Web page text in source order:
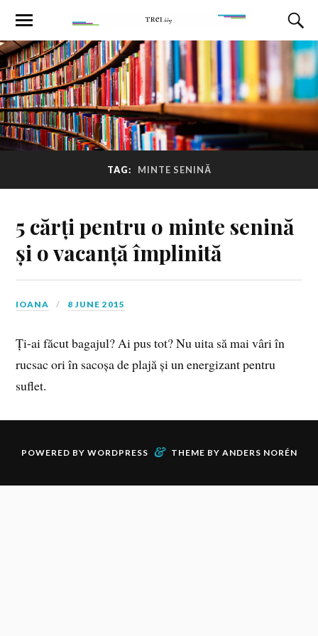
TAG: MINTE SENINĂ
5 cărți pentru o minte senină
și o vacanță împlinită
IOANA 8 JUNE 2015
Ți-ai făcut bagajul? Ai pus tot? Nu uita să mai vâri în
rucsac ori în sacoșa de plajă și un energizant pentru
suflet.
POWERED BY WORDPRESS & THEME BY ANDERS NORÉN